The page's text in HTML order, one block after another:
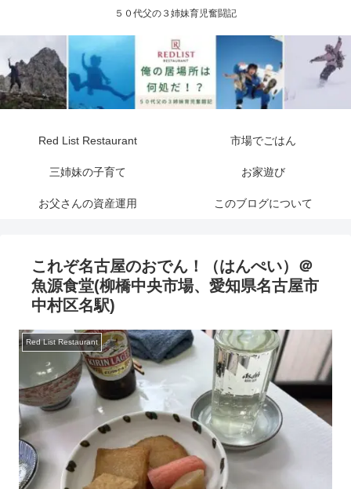
５０代父の３姉妹育児奮闘記
Red List Restaurant 市場でごはん
三姉妹の子育て お家遊び
お父さんの資産運用 このブログについて
これぞ名古屋のおでん！（はんぺい）＠
魚源食堂(柳橋中央市場、愛知県名古屋市
中村区名駅)
Red List Restaurant